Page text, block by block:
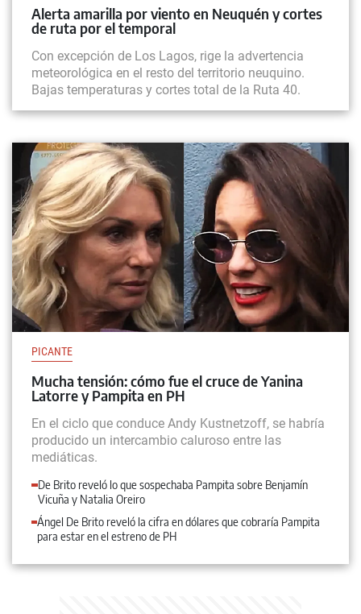
Alerta amarilla por viento en Neuquén y cortes
de ruta por el temporal
Con excepción de Los Lagos, rige la advertencia
meteorológica en el resto del territorio neuquino.
Bajas temperaturas y cortes total de la Ruta 40.
PICANTE
Mucha tensión: cómo fue el cruce de Yanina
Latorre y Pampita en PH
En el ciclo que conduce Andy Kustnetzoff, se habría
producido un intercambio caluroso entre las
mediáticas.
De Brito reveló lo que sospechaba Pampita sobre Benjamín
Vicuña y Natalia Oreiro
Ángel De Brito reveló la cifra en dólares que cobraría Pampita
para estar en el estreno de PH